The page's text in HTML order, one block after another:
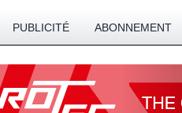
PUBLICITÉ ABONNEMENT